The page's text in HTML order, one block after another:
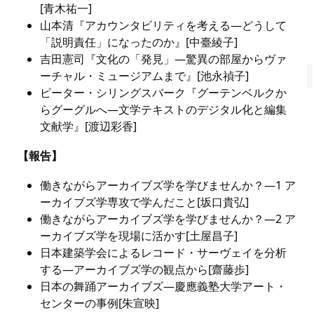
[青木祐一]
山本清『アカウンタビリティを考える―どうして
「説明責任」になったのか』[中臺綾子]
吉田憲司『文化の「発見」―驚異の部屋からヴァ
ーチャル・ミュージアムまで』[池永禎子]
ピーター・シリングスバーク『グーテンベルクか
らグーグルへ―文学テキストのデジタル化と編集
文献学』[渡辺彩香]
【報告】
働きながらアーカイブズ学を学びませんか？―1 ア
ーカイブズ学専攻で学んだこと[坂口貴弘]
働きながらアーカイブズ学を学びませんか？―2 ア
ーカイブズ学を現場に活かす[土屋昌子]
日本建築学会によるレコード・サーヴェイを分析
する―アーカイブズ学の観点から[齋藤歩]
日本の舞踊アーカイブズ―慶應義塾大学アート・
センターの事例[朱宣映]